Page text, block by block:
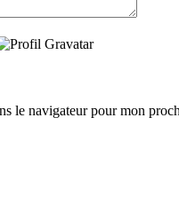
le navigateur pour mon